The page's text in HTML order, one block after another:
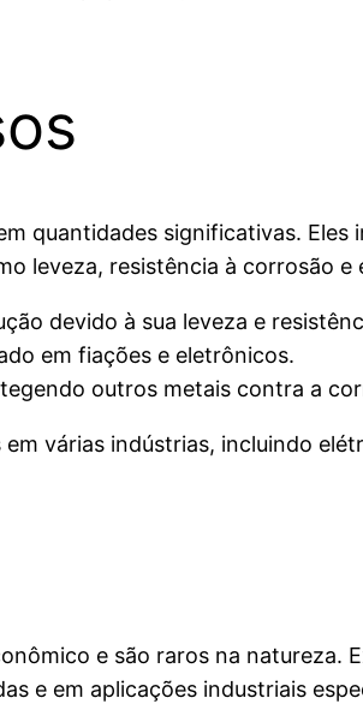
quantidades significativas.
leveza, resistência à corrosão
devido à sua leveza e
em fiações e eletrônicos.
outros metais contra a
várias indústrias, incluindo
e são raros na natureza.
e em aplicações industriais